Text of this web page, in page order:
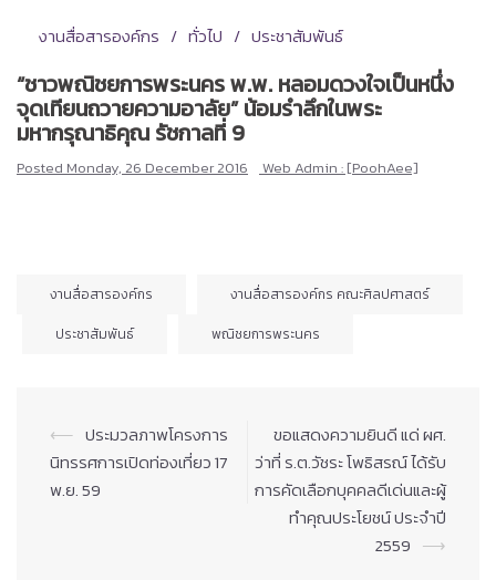
งานสื่อสารองค์กร ทั่วไป ประชาสัมพันธ์
“ชาวพณิชยการพระนคร พ.พ. หลอมดวงใจเป็นหนึ่ง
จุดเทียนถวายความอาลัย” น้อมรำลึกในพระ
มหากรุณาธิคุณ รัชกาลที่ 9
Posted Monday, 26 December 2016 Web Admin : [PoohAee]
งานสื่อสารองค์กร
งานสื่อสารองค์กร คณะศิลปศาสตร์
ประชาสัมพันธ์
พณิชยการพระนคร
Post
navigation
⟵ ประมวลภาพโครงการ
นิทรรศการเปิดท่องเที่ยว 17
พ.ย. 59
ขอแสดงความยินดี แด่ ผศ.
ว่าที่ ร.ต.วัชระ โพธิสรณ์ ได้รับ
การคัดเลือกบุคคลดีเด่นและผู้
ทำคุณประโยชน์ ประจำปี
2559 ⟶